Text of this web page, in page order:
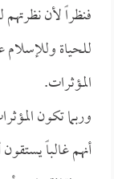
فنظراً لأن
للحياة
المؤثرات.
وربما تكون
أنهم غالباً